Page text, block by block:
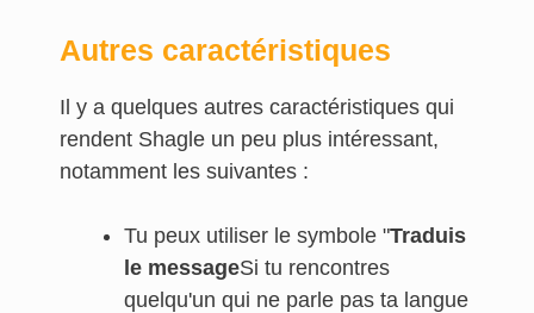
Autres caractéristiques
Il y a quelques autres caractéristiques qui
rendent Shagle un peu plus intéressant,
notamment les suivantes :
Tu peux utiliser le symbole "Traduis
le messageSi tu rencontres
quelqu'un qui ne parle pas ta langue